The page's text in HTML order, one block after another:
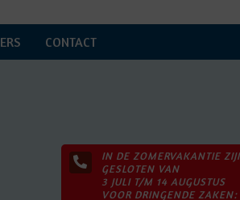
CONTACT
IN DE ZOMERVAKANTIE
GESLOTEN VAN
3 JULI T/M 14 AUGUSTUS
VOOR DRINGENDE ZAKEN: